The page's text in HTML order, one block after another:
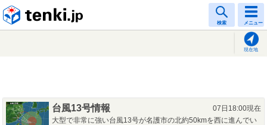
検索 メニュー
現在地
台風13号情報
07日18:00現在
大型で非常に強い台風13号が名護市の北約50kmを西に進んでい